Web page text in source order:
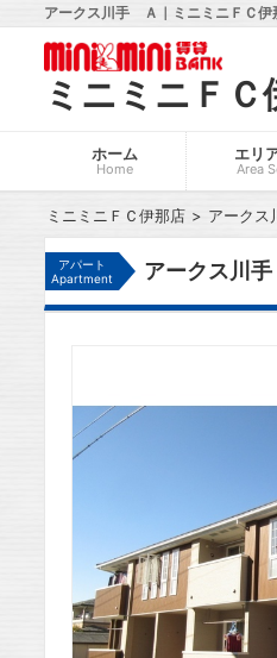
アークス川手 Ａ｜ミニミニＦＣ伊
ミニミニＦＣ
ホーム
Home
エリ
Area
ミニミニＦＣ伊那店 アーク
アパート
Apartment
アークス川